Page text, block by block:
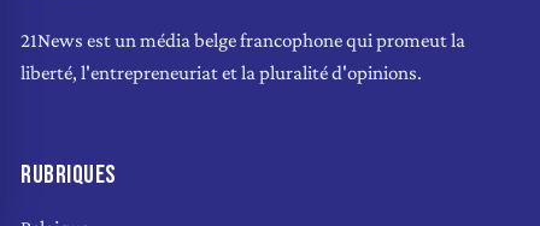
21News est un média belge francophone qui promeut la
liberté, l'entrepreneuriat et la pluralité d'opinions.
RUBRIQUES